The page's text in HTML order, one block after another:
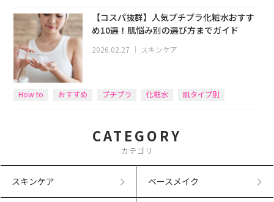
【コスパ抜群】人気プチプラ化粧水おすす
め10選！肌悩み別の選び方までガイド
2026.02.27 ｜ スキンケア
How to おすすめ プチプラ 化粧水 肌タイプ別
CATEGORY
カテゴリ
スキンケア ベースメイク